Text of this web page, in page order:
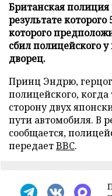
Британская
результате
которого
сбил полицейского
дворец.
Принц Эндрю,
полицейского, когда
сторону двух
пути автомобиля. В
сообщается,
передаетBBC.